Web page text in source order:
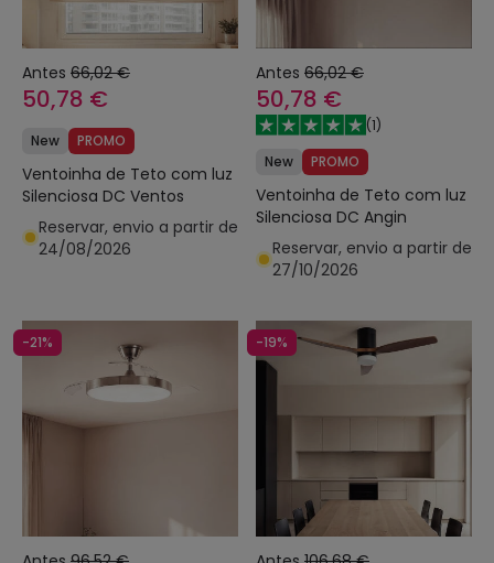
Antes 66,02 €
50,78 €
New PROMO
Ventoinha de Teto com luz
Silenciosa DC Ventos
Reservar, envio a partir de
24/08/2026
Antes 66,02 €
50,78 €
(1)
New
PROMO
Ventoinha de Teto com luz
Silenciosa DC Angin
Reservar, envio a partir de
27/10/2026
-21% -19%